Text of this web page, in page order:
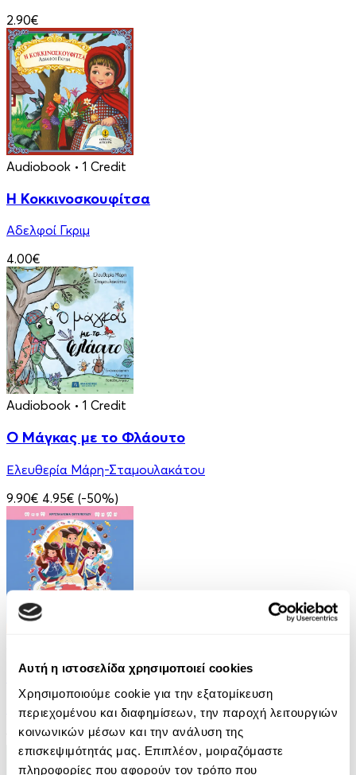
Αυτή η ιστοσελίδα χρησιμοποιεί cookies
Χρησιμοποιούμε cookie για την εξατομίκευση
περιεχομένου και διαφημίσεων, την παροχή λειτουργιών
κοινωνικών μέσων και την ανάλυση της
επισκεψιμότητάς μας. Επιπλέον, μοιραζόμαστε
πληροφορίες που αφορούν τον τρόπο που
2.90€
Audiobook • 1 Credit
Η Κοκκινοσκουφίτσα
Αδελφοί Γκριμ
4.00€
Audiobook • 1 Credit
Ο Μάγκας με το Φλάουτο
Ελευθερία Μάρη-Σταμουλακάτου
9.90€ 4.95€ (-50%)
Οι Τρεις Στοματοφύλακες
Κρυσταλλένια Βιγγοπούλου
13.50€ 6.75€ (-50%)